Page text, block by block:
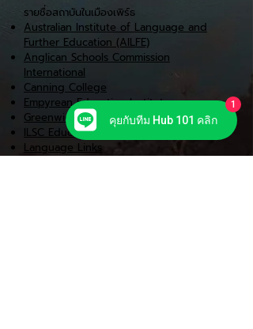
รายชื่อสถาบันในเมืองเพิร์ธ
Australian Institute of Language and
Further Education (AILFE)
Anglican Schools Commission
International
Canning College
Empyrean Education Institute
Greenwich College
ILSC Education Group
Language Links
คุยกับทีม Hub 101 คลิก
1